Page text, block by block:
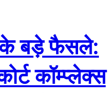
के बड़े फैसले:
कॉम्प्लेक्स